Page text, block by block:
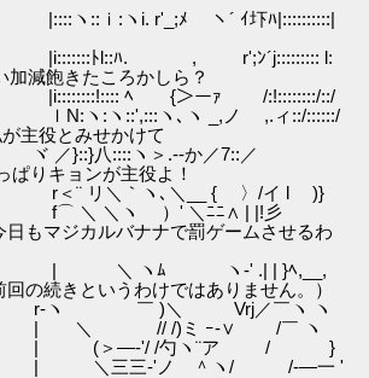
i. r'_;ﾒ ヽ´ ｲ圷ﾊ|::::::::::|
ﾊ. , r';ﾝ´j::::::::: l:
飽きたころかしら？
ﾍ {＞ーｧ /:!::::::::/::/
::',:::ヽ､ヽ _,ノ ,.ィ::/::::::/
役とみせかけて
::::ヽ＞.-‐か／7::／
ョンが主役よ！
｀ヽ､＼__ { 〉/イ l )}
）' ＼ﾆﾆ∧ | |!彡
ジカルバナナで罰ゲームさせるわ
ﾑ ヽ‐' .| | }ﾍ,__,
きというわけではありません。）
)＼ Vrj／￣ヽ ヽ
/)ミ ｰ-∨ /￣ ヽ
/勺ヽ¨ア / }
‐'ノ ＾ヽ/ /-―一 '